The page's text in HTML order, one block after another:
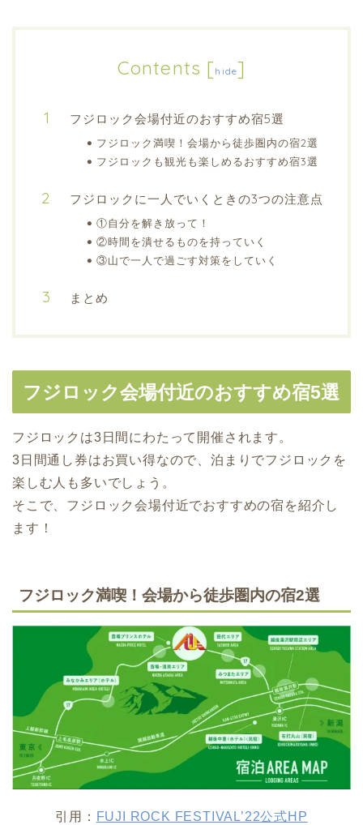
Contents [ hide]
フジロック会場付近のおすすめ宿5選
フジロック満喫！会場から徒歩圏内の宿2選
フジロックも観光も楽しめるおすすめ宿3選
フジロックに一人でいくときの3つの注意点
①自分を解き放って！
②時間を潰せるものを持っていく
③山で一人で過ごす対策をしていく
まとめ
フジロック会場付近のおすすめ宿5選
フジロックは3日間にわたって開催されます。
3日間通し券はお買い得なので、泊まりでフジロックを
楽しむ人も多いでしょう。
そこで、フジロック会場付近でおすすめの宿を紹介し
ます！
フジロック満喫！会場から徒歩圏内の宿2選
引用： FUJI ROCK FESTIVAL’22公式HP